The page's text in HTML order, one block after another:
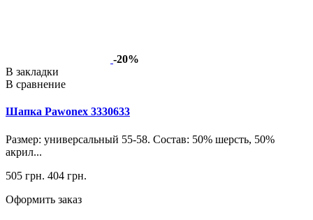
-20%
В закладки
В сравнение
Шапка Pawonex 3330633
Размер: универсальный 55-58. Состав: 50% шерсть, 50%
акрил...
505 грн. 404 грн.
Оформить заказ